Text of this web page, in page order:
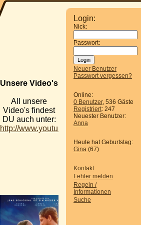
Login:
Nick:
Passwort:
Neuer Benutzer
Passwort vergessen?
Online:
0 Benutzer, 536 Gäste
Registriert: 247
Neuester Benutzer:
Anna
Heute hat Geburtstag:
Gina (67)
Kontakt
Fehler melden
Regeln /
Informationen
Suche
Unsere Video's
All unsere
Video's findest
DU auch unter:
http://www.youtube.com/user/FYNFat